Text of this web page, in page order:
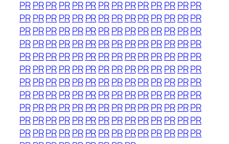
PRPRPRPRPR PRPRPRPRPRPRPR PRPR
PRPRPRPRPR PRPRPRPRPRPRPR PRPR
PRPRPRPRPR PRPRPRPRPRPRPR PRPR
PRPRPRPRPR PRPRPRPRPRPRPR PRPR
PRPRPRPRPR PRPRPRPRPRPRPR PRPR
PRPRPRPRPR PRPRPRPRPRPRPR PRPR
PRPRPRPRPR PRPRPRPRPRPRPR PRPR
PRPRPRPRPR PRPRPRPRPRPRPR PRPR
PRPRPRPRPR PRPRPRPRPRPRPR PRPR
PRPRPRPRPR PRPRPRPRPRPRPR PRPR
PRPRPRPRPR PRPRPRPRPRPRPR PRPR